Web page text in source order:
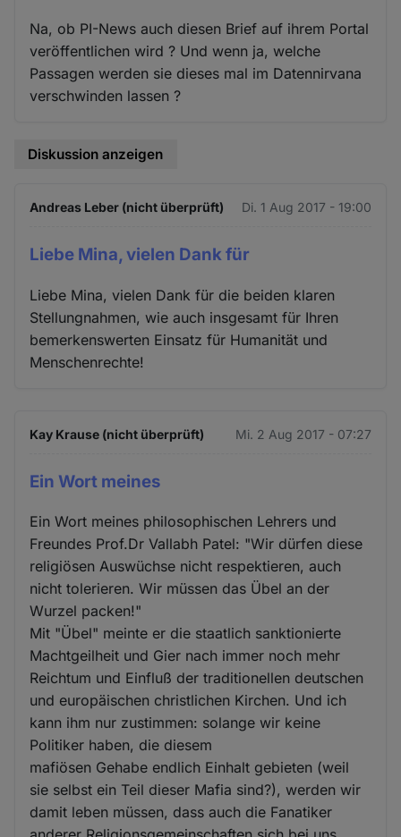
Na, ob PI-News auch diesen Brief auf ihrem Portal
veröffentlichen wird ? Und wenn ja, welche
Passagen werden sie dieses mal im Datennirvana
verschwinden lassen ?
Diskussion anzeigen
Andreas Leber (nicht überprüft) Di. 1 Aug 2017 - 19:00
Liebe Mina, vielen Dank für
Liebe Mina, vielen Dank für die beiden klaren
Stellungnahmen, wie auch insgesamt für Ihren
bemerkenswerten Einsatz für Humanität und
Menschenrechte!
Kay Krause (nicht überprüft) Mi. 2 Aug 2017 - 07:27
Ein Wort meines
Ein Wort meines philosophischen Lehrers und
Freundes Prof.Dr Vallabh Patel: "Wir dürfen diese
religiösen Auswüchse nicht respektieren, auch
nicht tolerieren. Wir müssen das Übel an der
Wurzel packen!"
Mit "Übel" meinte er die staatlich sanktionierte
Machtgeilheit und Gier nach immer noch mehr
Reichtum und Einfluß der traditionellen deutschen
und europäischen christlichen Kirchen. Und ich
kann ihm nur zustimmen: solange wir keine
Politiker haben, die diesem
mafiösen Gehabe endlich Einhalt gebieten (weil
sie selbst ein Teil dieser Mafia sind?), werden wir
damit leben müssen, dass auch die Fanatiker